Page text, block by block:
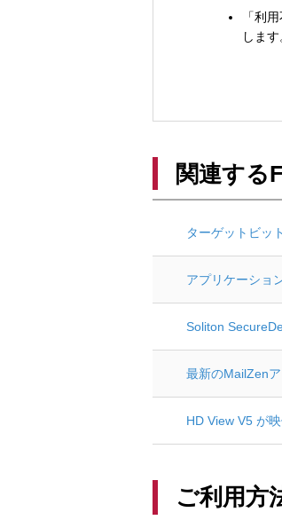
「利
しま
関連する
ターゲットビッ
アプリケーショ
Soliton
最新のMailZen
HD View V5 が
ご利用方